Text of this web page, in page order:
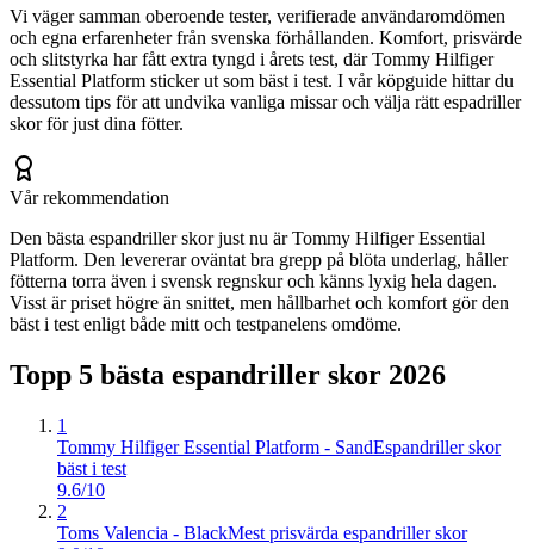
Vi väger samman oberoende tester, verifierade användaromdömen
och egna erfarenheter från svenska förhållanden. Komfort, prisvärde
och slitstyrka har fått extra tyngd i årets test, där Tommy Hilfiger
Essential Platform sticker ut som bäst i test. I vår köpguide hittar du
dessutom tips för att undvika vanliga missar och välja rätt espadriller
skor för just dina fötter.
Vår rekommendation
Den bästa espandriller skor just nu är Tommy Hilfiger Essential
Platform. Den levererar oväntat bra grepp på blöta underlag, håller
fötterna torra även i svensk regnskur och känns lyxig hela dagen.
Visst är priset högre än snittet, men hållbarhet och komfort gör den
bäst i test enligt både mitt och testpanelens omdöme.
Topp 5 bästa espandriller skor 2026
1
Tommy Hilfiger Essential Platform - SandEspandriller skor
bäst i test
9.6/10
2
Toms Valencia - BlackMest prisvärda espandriller skor